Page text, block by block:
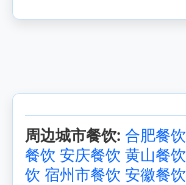
周边城市餐饮: 合肥餐饮
餐饮 安庆餐饮 黄山餐饮
饮 宿州市餐饮 安徽餐饮